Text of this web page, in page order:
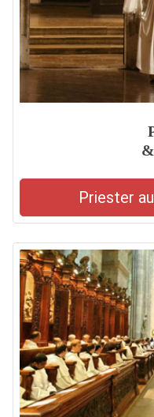
Priester